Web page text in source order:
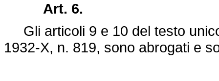
Art. 6.
Gli articoli 9 e 10 del testo
1932-X, n. 819, sono abrogati e